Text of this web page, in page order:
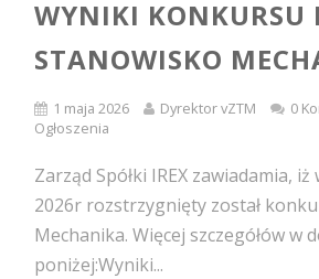
WYNIKI KONKURSU
STANOWISKO
1 maja 2026 Dyrektor vZTM
0
Ogłoszenia
Zarząd Spółki IREX zawiadamia,
2026r rozstrzygnięty został
Mechanika. Więcej szczegółów w
poniżej:Wyniki...